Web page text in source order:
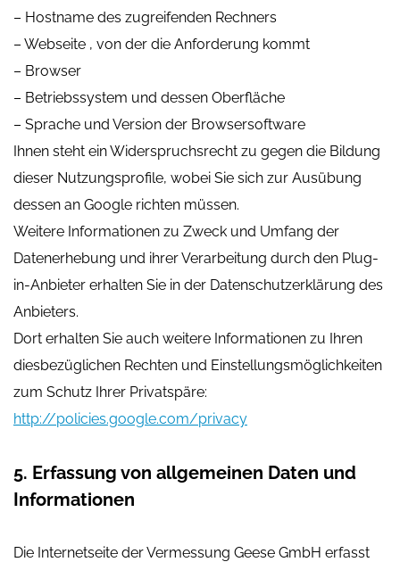
– Hostname des zugreifenden Rechners
– Webseite , von der die Anforderung kommt
– Browser
– Betriebssystem und dessen Oberfläche
– Sprache und Version der Browsersoftware
Ihnen steht ein Widerspruchsrecht zu gegen die Bildung
dieser Nutzungsprofile, wobei Sie sich zur Ausübung
dessen an Google richten müssen.
Weitere Informationen zu Zweck und Umfang der
Datenerhebung und ihrer Verarbeitung durch den Plug-
in-Anbieter erhalten Sie in der Datenschutzerklärung des
Anbieters.
Dort erhalten Sie auch weitere Informationen zu Ihren
diesbezüglichen Rechten und Einstellungsmöglichkeiten
zum Schutz Ihrer Privatspäre:
http://policies.google.com/privacy
5. Erfassung von allgemeinen Daten und
Informationen
Die Internetseite der Vermessung Geese GmbH erfasst